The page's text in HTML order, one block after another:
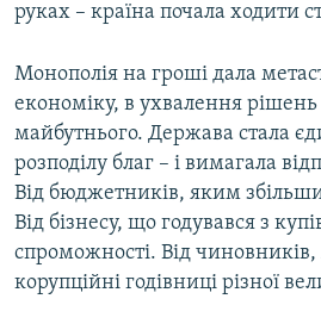
руках – країна почала ходити
Монополія на гроші дала
економіку, в ухвалення
майбутнього. Держава стала
розподілу благ – і вимагала
Від бюджетників, яким
Від бізнесу, що годувався з
спроможності. Від
корупційні годівниці різної